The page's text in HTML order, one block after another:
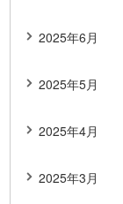
2025年6月
2025年5月
2025年4月
2025年3月